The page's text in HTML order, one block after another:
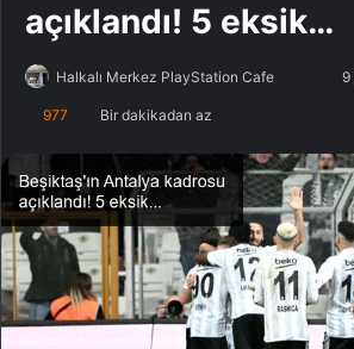
açıklandı! 5 eksik…
Halkalı Merkez PlayStation Cafe
l
o
w
o
n
X
e
-
p
o
s
t
9
977 Bir dakikadan az